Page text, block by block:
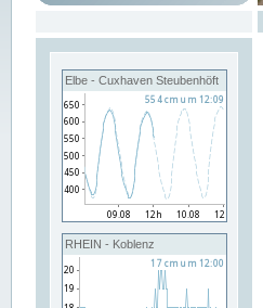
Elbe - Cuxhaven Steubenhöft
RHEIN - Koblenz